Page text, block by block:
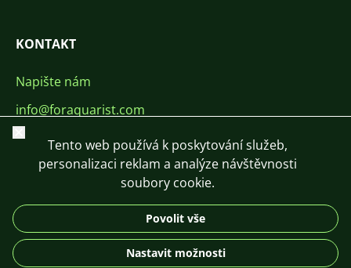
KONTAKT
Napište nám
info@foraquarist.com
+420 603 449 602
DE
Zavřít
Tento web používá k poskytování služeb,
personalizaci reklam a analýze návštěvnosti
soubory cookie.
Povolit vše
Nastavit možnosti